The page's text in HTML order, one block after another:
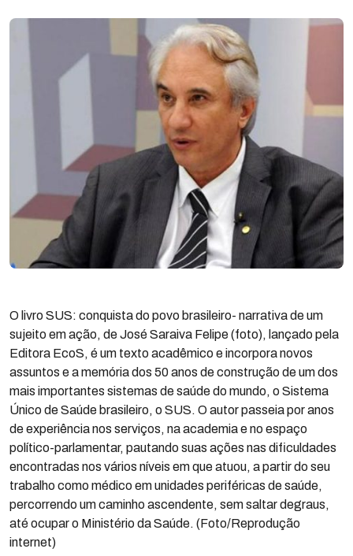
O livro SUS: conquista do povo brasileiro- narrativa de um
sujeito em ação, de José Saraiva Felipe (foto), lançado pela
Editora EcoS, é um texto acadêmico e incorpora novos
assuntos e a memória dos 50 anos de construção de um dos
mais importantes sistemas de saúde do mundo, o Sistema
Único de Saúde brasileiro, o SUS. O autor passeia por anos
de experiência nos serviços, na academia e no espaço
político-parlamentar, pautando suas ações nas dificuldades
encontradas nos vários níveis em que atuou, a partir do seu
trabalho como médico em unidades periféricas de saúde,
percorrendo um caminho ascendente, sem saltar degraus,
até ocupar o Ministério da Saúde. (Foto/Reprodução
internet)